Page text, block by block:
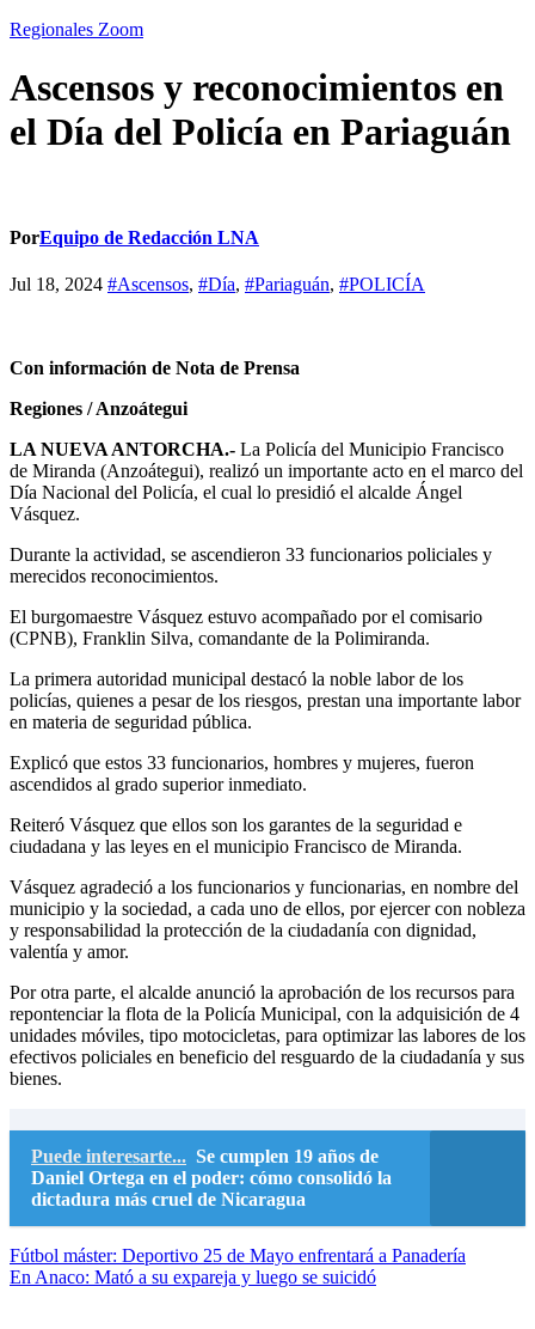
Regionales Zoom
Ascensos y reconocimientos en
el Día del Policía en Pariaguán
PorEquipo de Redacción LNA
Jul 18, 2024 #Ascensos, #Día, #Pariaguán, #POLICÍA
Con información de Nota de Prensa
Regiones / Anzoátegui
LA NUEVA ANTORCHA.- La Policía del Municipio Francisco
de Miranda (Anzoátegui), realizó un importante acto en el marco del
Día Nacional del Policía, el cual lo presidió el alcalde Ángel
Vásquez.
Durante la actividad, se ascendieron 33 funcionarios policiales y
merecidos reconocimientos.
El burgomaestre Vásquez estuvo acompañado por el comisario
(CPNB), Franklin Silva, comandante de la Polimiranda.
La primera autoridad municipal destacó la noble labor de los
policías, quienes a pesar de los riesgos, prestan una importante labor
en materia de seguridad pública.
Explicó que estos 33 funcionarios, hombres y mujeres, fueron
ascendidos al grado superior inmediato.
Reiteró Vásquez que ellos son los garantes de la seguridad e
ciudadana y las leyes en el municipio Francisco de Miranda.
Vásquez agradeció a los funcionarios y funcionarias, en nombre del
municipio y la sociedad, a cada uno de ellos, por ejercer con nobleza
y responsabilidad la protección de la ciudadanía con dignidad,
valentía y amor.
Por otra parte, el alcalde anunció la aprobación de los recursos para
repontenciar la flota de la Policía Municipal, con la adquisición de 4
unidades móviles, tipo motocicletas, para optimizar las labores de los
efectivos policiales en beneficio del resguardo de la ciudadanía y sus
bienes.
Puede interesarte... Se cumplen 19 años de
Daniel Ortega en el poder: cómo consolidó la
dictadura más cruel de Nicaragua
Navegación
de
Fútbol máster: Deportivo 25 de Mayo enfrentará a Panadería
En Anaco: Mató a su expareja y luego se suicidó